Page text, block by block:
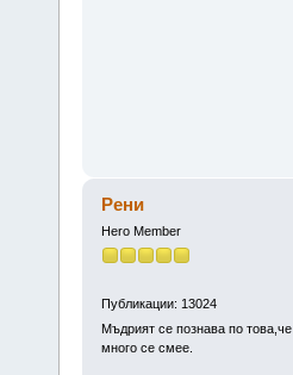
Рени
Hero Member
Публикации: 13024
Мъдрият се познава по това,че
много се смее.